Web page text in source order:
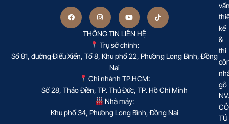
THÔNG TIN LIÊN HỆ
Trụ sở chính:
Số 81, đường Điểu Xiển, Tổ 8, Khu phố 22, Phường Long Bình, Đồng
Nai
Chi nhánh TP.HCM:
Số 28, Thảo Điền, TP. Thủ Đức, TP. Hồ Chí Minh
Nhà máy:
Khu phố 34, Phường Long Bình, Đồng Nai
kế
&
thi
gỗ
NV.
TÚ